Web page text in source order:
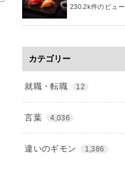
230.2k件のビュー
カテゴリー
就職・転職 12
言葉 4,036
違いのギモン 1,386